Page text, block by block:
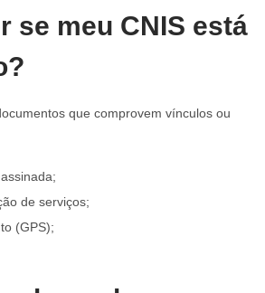
se meu CNIS está
que comprovem vínculos ou
de serviços;
(GPS);